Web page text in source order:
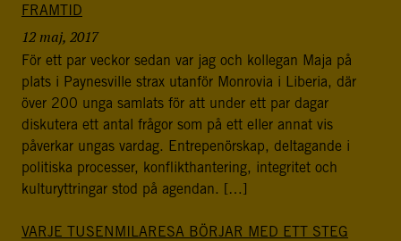
FRAMTID
12 maj, 2017
För ett par veckor sedan var jag och kollegan Maja på
plats i Paynesville strax utanför Monrovia i Liberia, där
över 200 unga samlats för att under ett par dagar
diskutera ett antal frågor som på ett eller annat vis
påverkar ungas vardag. Entrepenörskap, deltagande i
politiska processer, konflikthantering, integritet och
kulturyttringar stod på agendan. […]
VARJE TUSENMILARESA BÖRJAR MED ETT STEG